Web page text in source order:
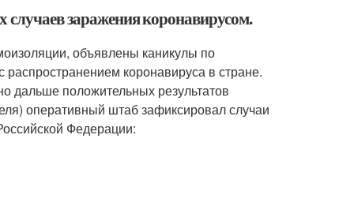
заражения коронавирусом.
объявлены каникулы по
коронавируса в стране.
дальше положительных результатов
оперативный штаб зафиксировал случаи
Федерации: